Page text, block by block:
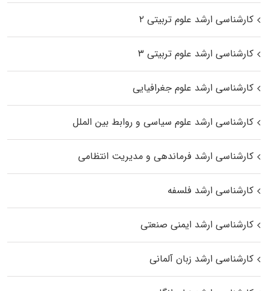
کارشناسی ارشد علوم تربیتی ۲
کارشناسی ارشد علوم تربیتی ۳
کارشناسی ارشد علوم جغرافیایی
کارشناسی ارشد علوم سیاسی و روابط بین الملل
کارشناسی ارشد فرماندهی و مدیریت انتظامی
کارشناسی ارشد فلسفه
کارشناسی ارشد ایمنی صنعتی
کارشناسی ارشد زبان آلمانی